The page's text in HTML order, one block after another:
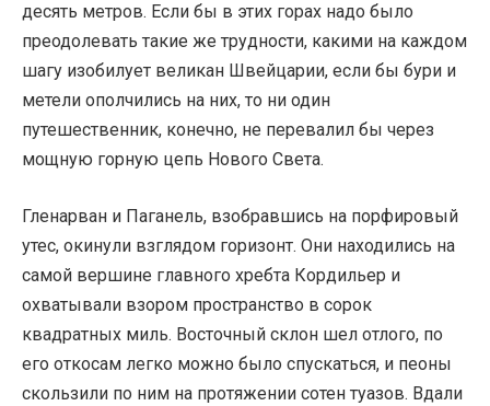
десять метров. Если бы в этих горах надо было
преодолевать такие же трудности, какими на каждом
шагу изобилует великан Швейцарии, если бы бури и
метели ополчились на них, то ни один
путешественник, конечно, не перевалил бы через
мощную горную цепь Нового Света.
Гленарван и Паганель, взобравшись на порфировый
утес, окинули взглядом горизонт. Они находились на
самой вершине главного хребта Кордильер и
охватывали взором пространство в сорок
квадратных миль. Восточный склон шел отлого, по
его откосам легко можно было спускаться, и пеоны
скользили по ним на протяжении сотен туазов. Вдали